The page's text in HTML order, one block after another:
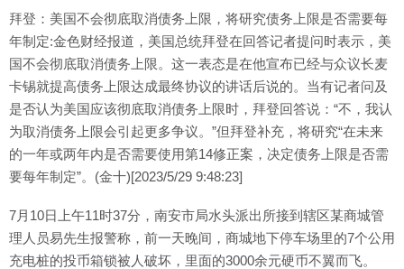
拜登：美国不会彻底取消债务上限，将研究债务上限是否需要每
年制定:金色财经报道，美国总统拜登在回答记者提问时表示，美
国不会彻底取消债务上限。这一表态是在他宣布已经与众议长麦
卡锡就提高债务上限达成最终协议的讲话后说的。当有记者问及
是否认为美国应该彻底取消债务上限时，拜登回答说：“不，我认
为取消债务上限会引起更多争议。”但拜登补充，将研究“在未来
的一年或两年内是否需要使用第14修正案，决定债务上限是否需
要每年制定”。(金十)[2023/5/29 9:48:23]
7月10日上午11时37分，南安市局水头派出所接到辖区某商城管
理人员易先生报警称，前一天晚间，商城地下停车场里的7个公用
充电桩的投币箱锁被人破坏，里面的3000余元硬币不翼而飞。